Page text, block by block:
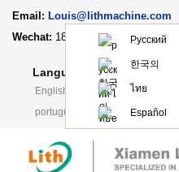
Email: Louis@lithmachine.com
Wechat: 18659217588
Language: English
Русский
한국의
ไทย
Español
English Deutsch
português
日本語 Polski